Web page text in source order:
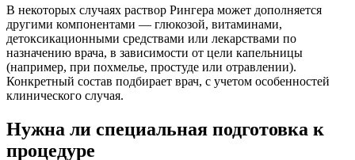
В некоторых случаях раствор Рингера может дополняется
другими компонентами — глюкозой, витаминами,
детоксикационными средствами или лекарствами по
назначению врача, в зависимости от цели капельницы
(например, при похмелье, простуде или отравлении).
Конкретный состав подбирает врач, с учетом особенностей
клинического случая.
Нужна ли специальная подготовка к
процедуре